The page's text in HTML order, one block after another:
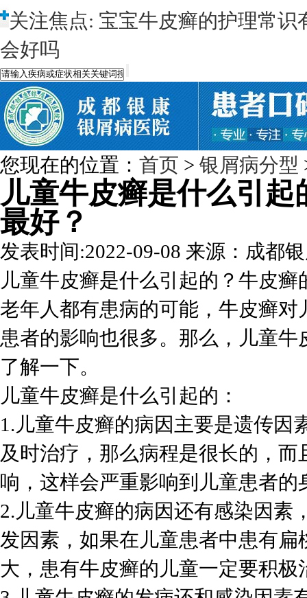
关注焦点: 宝宝牛皮癣的护理常识
会好吗
您现在的位置： 首页 > 银屑病分型
儿童牛皮癣是什么引
最好？
发表时间:2022-09-08 来源：成都
儿童牛皮癣是什么引起的？牛皮
老年人都有患病的可能，牛皮癣
患者的影响也很多。那么，儿童
了解一下。
儿童牛皮癣是什么引起的：
1.儿童牛皮癣的病因主要是遗传因
及时治疗，那么病程是很长的，
响，这样会严重影响到儿童患者的
2.儿童牛皮癣的病因还有感染因素
发因素，如果在儿童患者中患有
大，患有牛皮癣的儿童一定要积